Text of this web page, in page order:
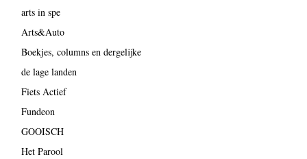
arts in spe
Arts&Auto
Boekjes, columns en dergelijke
de lage landen
Fiets Actief
Fundeon
GOOISCH
Het Parool